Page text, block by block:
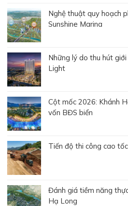
Nghệ thuật quy hoạch
Sunshine Marina
Những lý do thu hút
Light
Cột mốc 2026: Khánh
vốn BĐS biển
Tiến độ thi công cao
Đánh giá tiềm năng
Hạ Long